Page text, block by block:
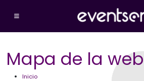
Mapa de la web
Inicio